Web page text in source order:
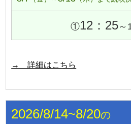
①12：25～
→ 詳細はこちら
2026/8/14~8/20の